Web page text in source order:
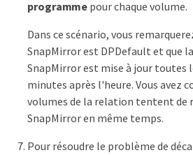
programme pour chaque volume.
Dans ce scénario, vous
SnapMirror est DPDefault et que
SnapMirror est mise à jour toutes
minutes après l'heure. Vous avez
volumes de la relation tentent de
SnapMirror en même temps.
Pour résoudre le problème de